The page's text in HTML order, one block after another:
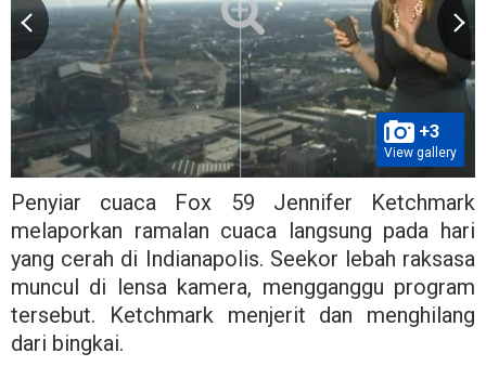
+3
View gallery
Penyiar cuaca Fox 59 Jennifer Ketchmark
melaporkan ramalan cuaca langsung pada hari
yang cerah di Indianapolis. Seekor lebah raksasa
muncul di lensa kamera, mengganggu program
tersebut. Ketchmark menjerit dan menghilang
dari bingkai.